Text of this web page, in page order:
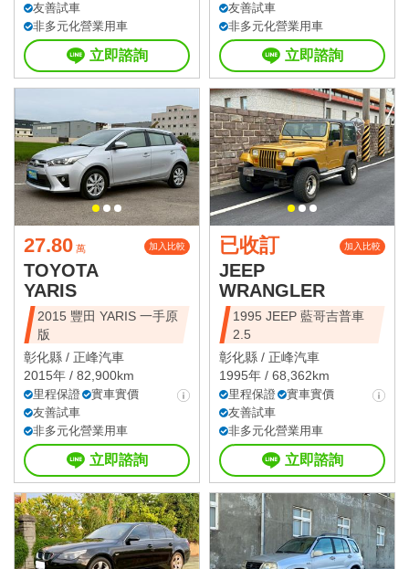
友善試車
非多元化營業用車
立即諮詢
友善試車
非多元化營業用車
立即諮詢
27.80 萬 加入比較
TOYOTA
YARIS
2015 豐田 YARIS 一手原
版
彰化縣 / 正峰汽車
2015年 / 82,900km
里程保證
實車實價
友善試車
非多元化營業用車
立即諮詢
已收訂 加入比較
JEEP
WRANGLER
1995 JEEP 藍哥吉普車
2.5
彰化縣 / 正峰汽車
1995年 / 68,362km
里程保證
實車實價
友善試車
非多元化營業用車
立即諮詢